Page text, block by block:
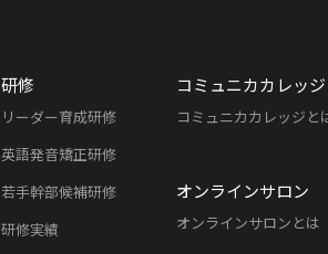
研修
リーダー育成研修
英語発音矯正研修
若手幹部候補研修
研修実績
コミュニカカレッジ
コミュニカカレッジと
オンラインサロン
オンラインサロンとは